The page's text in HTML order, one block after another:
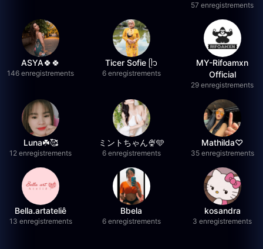
57 enregistrements
ASYA🍀🍀
146 enregistrements
Ticer Sofie ᥫ᭡
6 enregistrements
MY-Rifoamxn
Official
29 enregistrements
Luna☘️🥰
12 enregistrements
ミントちゃん🍨🩵
6 enregistrements
Mathilda♡︎
35 enregistrements
Bella.artateliê
13 enregistrements
Bbela
6 enregistrements
kosandra
3 enregistrements